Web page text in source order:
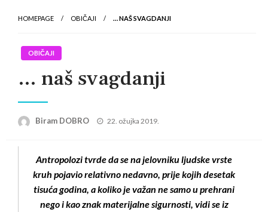
HOMEPAGE OBIČAJI … NAŠ SVAGDANJI
OBIČAJI
… naš svagdanji
Biram DOBRO
Posted
22. ožujka 2019.
Antropolozi tvrde da se na jelovniku ljudske vrste
kruh pojavio relativno nedavno, prije kojih desetak
tisuća godina, a koliko je važan ne samo u prehrani
nego i kao znak materijalne sigurnosti, vidi se iz